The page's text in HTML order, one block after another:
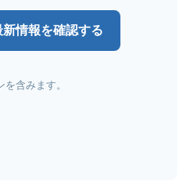
情報を確認する
含みます。